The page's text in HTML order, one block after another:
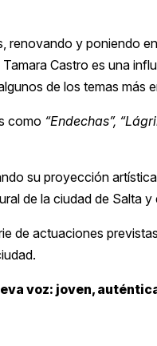
renovando y poniendo
Castro es una
de los temas más
como “Endechas”,
su proyección
de la ciudad de Salta y
de actuaciones
voz: joven,